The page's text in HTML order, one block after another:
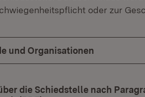
oder zur
und Organisationen
die Schiedstelle nach